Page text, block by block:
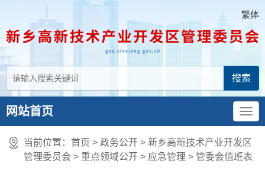
繁体
网站首页
当前位置： 首页 > 政务公开 > 新乡高新技术产业开发区
管理委员会 > 重点领域公开 > 应急管理 > 管委会值班表